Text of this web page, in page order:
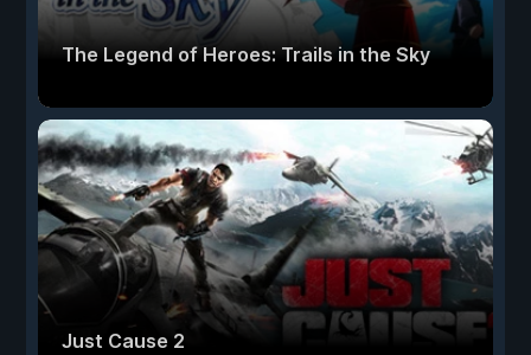
The Legend of Heroes: Trails in the Sky
Just Cause 2